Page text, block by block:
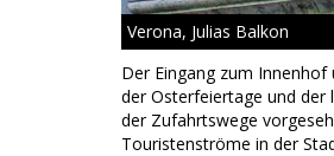
Verona, Julias Balkon
Der Eingang zum
der Osterfeiertage und der
der Zufahrtswege
Touristenströme in der